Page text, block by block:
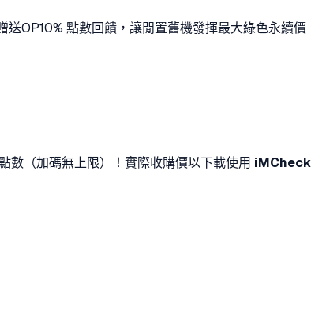
送OP10% 點數回饋 ，讓閒置舊機發揮最大綠色永續價
數 （加碼無上限）！實際收購價以下載使用 iMCheck